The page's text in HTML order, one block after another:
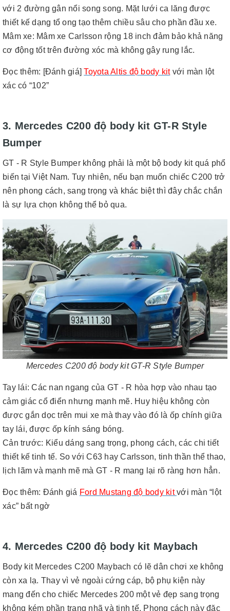
với 2 đường gân nổi song song. Mặt lưới ca lăng được
thiết kế dạng tổ ong tạo thêm chiều sâu cho phần đầu xe.
Mâm xe: Mâm xe Carlsson rộng 18 inch đảm bảo khả năng
cơ động tốt trên đường xóc mà không gây rung lắc.
Đọc thêm: [Đánh giá]Toyota Altis độ body kitvới màn lột
xác có “102”
3. Mercedes C200 độ body kit GT-R Style
Bumper
GT - R Style Bumper không phải là một bộ body kit quá phổ
biến tại Việt Nam. Tuy nhiên, nếu bạn muốn chiếc C200 trở
nên phong cách, sang trọng và khác biệt thì đây chắc chắn
là sự lựa chọn không thể bỏ qua.
Mercedes C200 độ body kit GT-R Style Bumper
Tay lái: Các nan ngang của GT - R hòa hợp vào nhau tạo
cảm giác cổ điển nhưng mạnh mẽ. Huy hiệu không còn
được gắn dọc trên mui xe mà thay vào đó là ốp chính giữa
tay lái, được ốp kính sáng bóng.
Cản trước: Kiểu dáng sang trọng, phong cách, các chi tiết
thiết kế tinh tế. So với C63 hay Carlsson, tinh thần thể thao,
lịch lãm và mạnh mẽ mà GT - R mang lại rõ ràng hơn hẳn.
Đọc thêm: Đánh giá Ford Mustang độ body kitvới màn “lột
xác” bất ngờ
4. Mercedes C200 độ body kit Maybach
Body kit Mercedes C200 Maybach có lẽ dân chơi xe không
còn xa lạ. Thay vì vẻ ngoài cứng cáp, bộ phụ kiện này
mang đến cho chiếc Mercedes 200 một vẻ đẹp sang trọng
không kém phần trang nhã và tinh tế. Phong cách này đặc